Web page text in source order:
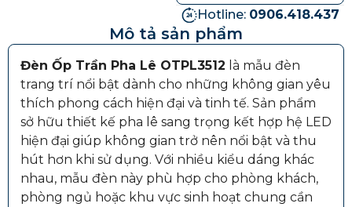
Hotline: 0906.418.437
Mô tả sản phẩm
Đèn Ốp Trần Pha Lê OTPL3512 là mẫu đèn
trang trí nổi bật dành cho những không gian yêu
thích phong cách hiện đại và tinh tế. Sản phẩm
sở hữu thiết kế pha lê sang trọng kết hợp hệ LED
hiện đại giúp không gian trở nên nổi bật và thu
hút hơn khi sử dụng. Với nhiều kiểu dáng khác
nhau, mẫu đèn này phù hợp cho phòng khách,
phòng ngủ hoặc khu vực sinh hoạt chung cần